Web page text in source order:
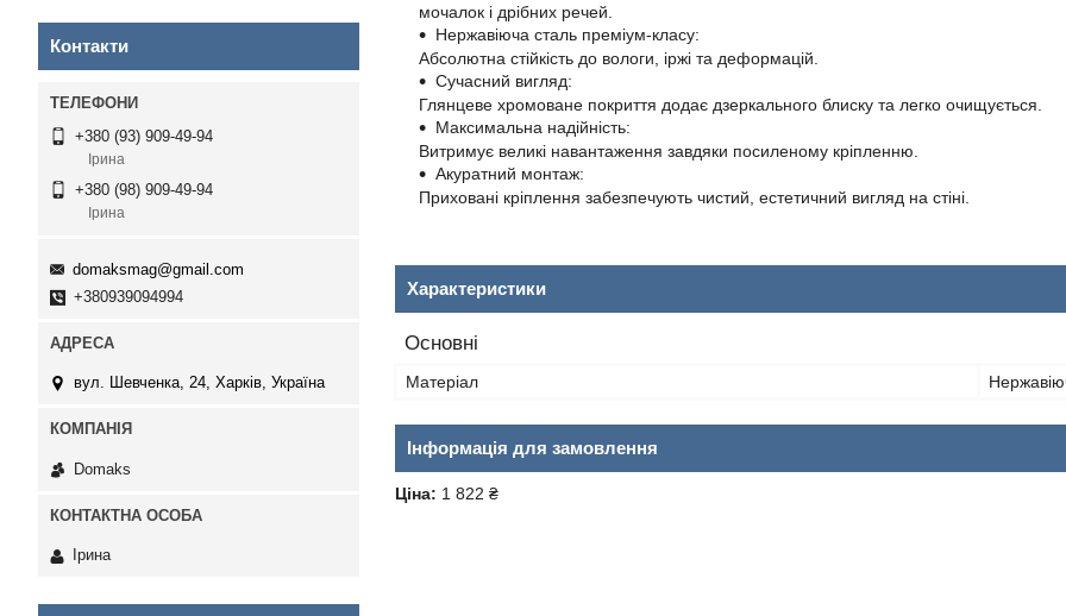
мочалок і дрібних речей.
Нержавіюча сталь преміум-класу:
Абсолютна стійкість до вологи, іржі та деформацій.
Сучасний вигляд:
Глянцеве хромоване покриття додає дзеркального блиску та легко очищується.
Максимальна надійність:
Витримує великі навантаження завдяки посиленому кріпленню.
Акуратний монтаж:
Приховані кріплення забезпечують чистий, естетичний вигляд на стіні.
Характеристики
Основні
Матеріал
Інформація для замовлення
Ціна: 1 822 ₴
Контакти
+380 (93) 909-49-94
Ірина
+380 (98) 909-49-94
Ірина
domaksmag@gmail.com
+380939094994
вул. Шевченка, 24, Харків, Україна
Domaks
Ірина